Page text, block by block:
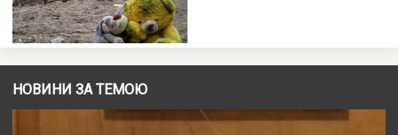
НОВИНИ ЗА ТЕМОЮ